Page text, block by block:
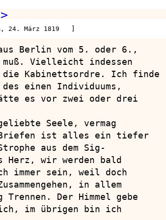
24. März 1819   ]
Berlin vom 5. oder 6.,
muß. Vielleicht indessen
Kabinettsordre. Ich finde
des einen Individuums,
es vor zwei oder drei
Seele, vermag
Briefen ist alles ein tiefer
aus dem Sig-
wir werden bald
immer sein, weil doch
in allem
Der Himmel gebe
im übrigen bin ich